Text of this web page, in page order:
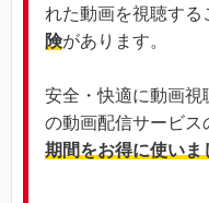
れた動画を視聴する
険があります。
安全・快適に動画視
の動画配信サービス
期間をお得に使いま